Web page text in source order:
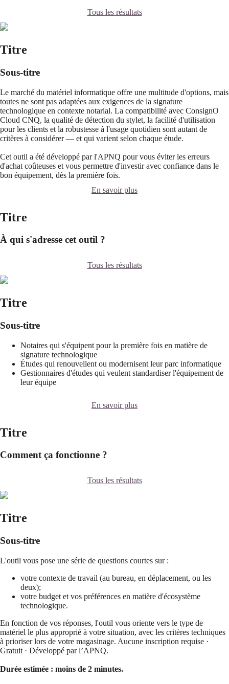
Tous les résultats
Titre
Sous-titre
Le marché du matériel informatique offre une multitude d'options, mais
toutes ne sont pas adaptées aux exigences de la signature
technologique en contexte notarial. La compatibilité avec ConsignO
Cloud CNQ, la qualité de détection du stylet, la facilité d'utilisation
pour les clients et la robustesse à l'usage quotidien sont autant de
critères à considérer — et qui varient selon chaque étude.
Cet outil a été développé par l'APNQ pour vous éviter les erreurs
d'achat coûteuses et vous permettre d'investir avec confiance dans le
bon équipement, dès la première fois.
En savoir plus
Titre
À qui s'adresse cet outil ?
Tous les résultats
Titre
Sous-titre
Notaires qui s'équipent pour la première fois en matière de
signature technologique
Études qui renouvellent ou modernisent leur parc informatique
Gestionnaires d'études qui veulent standardiser l'équipement de
leur équipe
En savoir plus
Titre
Comment ça fonctionne ?
Tous les résultats
Titre
Sous-titre
L'outil vous pose une série de questions courtes sur :
votre contexte de travail (au bureau, en déplacement, ou les
deux);
votre budget et vos préférences en matière d'écosystème
technologique.
En fonction de vos réponses, l'outil vous oriente vers le type de
matériel le plus approprié à votre situation, avec les critères techniques
à prioriser lors de votre magasinage. Aucune inscription requise ·
Gratuit · Développé par l’APNQ.
Durée estimée : moins de 2 minutes.